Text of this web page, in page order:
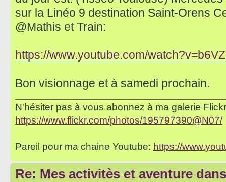
sur la Linéo 9 destination Saint-Orens
@Mathis et Train:
https://www.youtube.com/
Bon visionnage et à samedi prochain.
N'hésiter pas à vous abonnez à ma galerie
https://www.flickr.com/photos/195797390@N07/
Pareil pour ma chaine Youtube: https://
Re: Mes activitès et aventure